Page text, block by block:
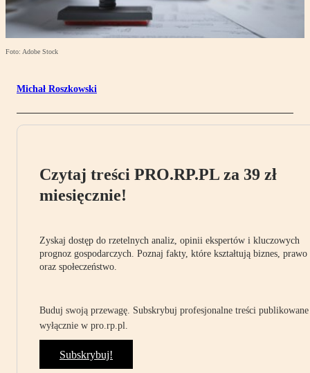
Foto: Adobe Stock
Michał Roszkowski
Czytaj treści PRO.RP.PL za 39 zł
miesięcznie!
Zyskaj dostęp do rzetelnych analiz, opinii ekspertów i kluczowych
prognoz gospodarczych. Poznaj fakty, które kształtują biznes, prawo
oraz społeczeństwo.
Buduj swoją przewagę. Subskrybuj profesjonalne treści publikowane
wyłącznie w pro.rp.pl.
Subskrybuj!